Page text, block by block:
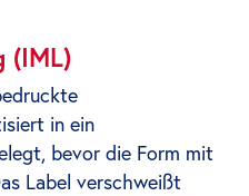
(IML)
in ein
bevor die Form mit
Label verschweißt